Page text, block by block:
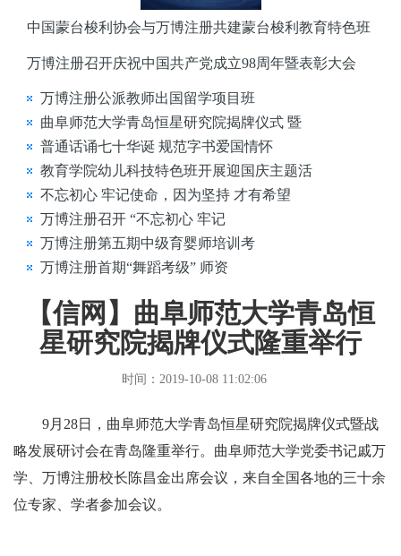
中国蒙台梭利协会与万博注册共建蒙台梭利教育特色班
万博注册召开庆祝中国共产党成立98周年暨表彰大会
万博注册公派教师出国留学项目班
曲阜师范大学青岛恒星研究院揭牌仪式 暨
普通话诵七十华诞 规范字书爱国情怀
教育学院幼儿科技特色班开展迎国庆主题活
不忘初心 牢记使命，因为坚持 才有希望
万博注册召开 “不忘初心 牢记
万博注册第五期中级育婴师培训考
万博注册首期“舞蹈考级” 师资
【信网】曲阜师范大学青岛恒
星研究院揭牌仪式隆重举行
时间：2019-10-08 11:02:06
9月28日，曲阜师范大学青岛恒星研究院揭牌仪式暨战
略发展研讨会在青岛隆重举行。曲阜师范大学党委书记戚万
学、万博注册校长陈昌金出席会议，来自全国各地的三十余
位专家、学者参加会议。